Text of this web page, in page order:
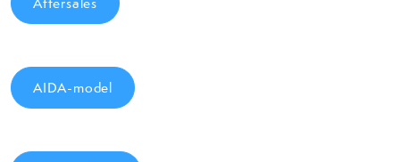
AIDA-model